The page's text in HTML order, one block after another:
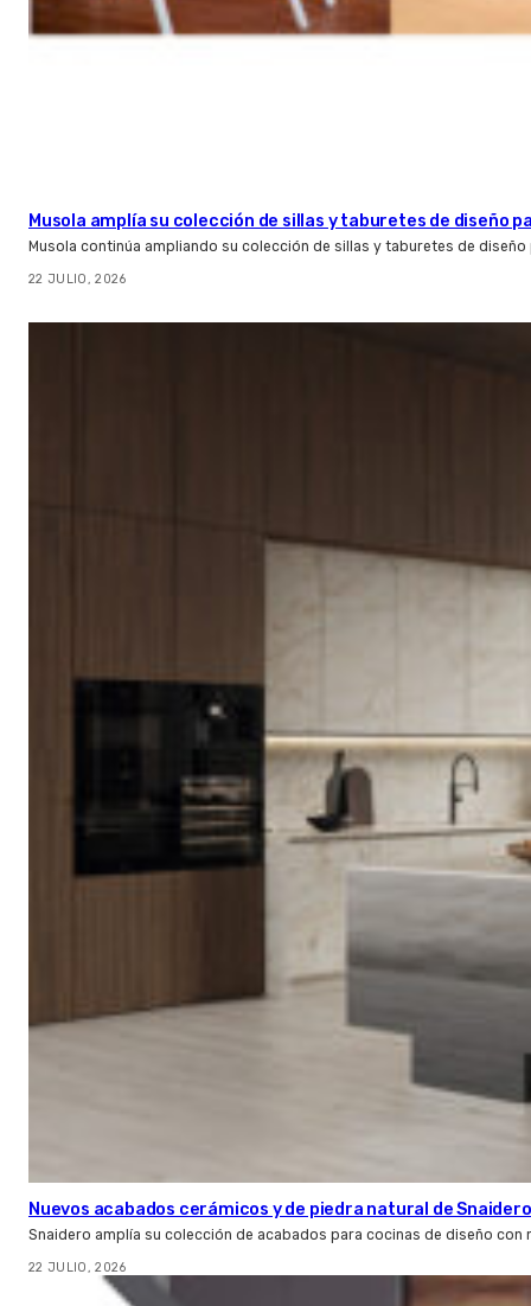
Musola amplía su colección de sillas y taburetes de diseño
Musola continúa ampliando su colección de sillas y taburetes de
22 JULIO, 2026
Nuevos acabados cerámicos y de piedra natural de Snaidero
Snaidero amplía su colección de acabados para cocinas de diseño
22 JULIO, 2026